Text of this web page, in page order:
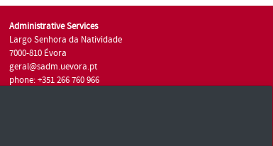
Administrative Services
Largo Senhora da Natividade
7000-810 Évora
geral@sadm.uevora.pt
phone: +351 266 760 966